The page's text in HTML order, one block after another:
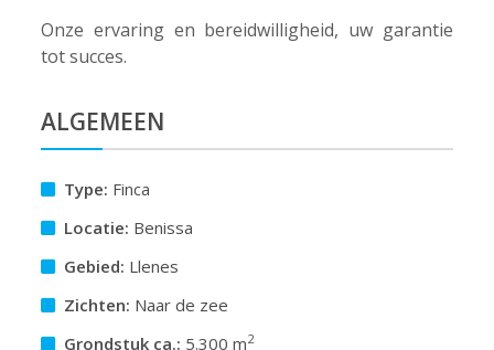
Onze ervaring en bereidwilligheid, uw garantie
tot succes.
ALGEMEEN
Type: Finca
Locatie: Benissa
Gebied: Llenes
Zichten: Naar de zee
Grondstuk ca.: 5.300 m2